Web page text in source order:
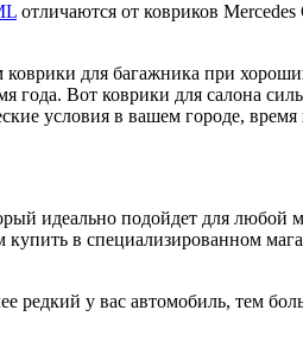
отличаются от ковриков
для багажника при
Вот коврики для салона
условия в вашем городе, время
идеально подойдет для любой
купить в специализированном
редкий у вас автомобиль, тем